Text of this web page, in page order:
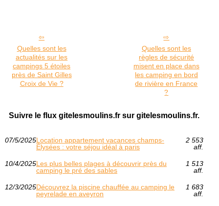
Quelles sont les
actualités sur les
campings 5 étoiles
près de Saint Gilles
Croix de Vie ?
Quelles sont les
règles de sécurité
misent en place dans
les camping en bord
de rivière en France
?
Suivre le flux gitelesmoulins.fr sur gitelesmoulins.fr.
07/5/2025Location appartement vacances champs-
Élysées : votre séjou idéal à paris
2 553
aff.
10/4/2025Les plus belles plages à découvrir près du
camping le pré des sables
1 513
aff.
12/3/2025Découvrez la piscine chauffée au camping le
peyrelade en aveyron
1 683
aff.